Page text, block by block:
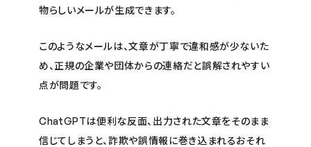
物らしいメールが生成できます。
このようなメールは、文章が丁寧で違和感が少ないた
め、正規の企業や団体からの連絡だと誤解されやすい
点が問題です。
ChatGPTは便利な反面、出力された文章をそのまま
信じてしまうと、詐欺や誤情報に巻き込まれるおそれ